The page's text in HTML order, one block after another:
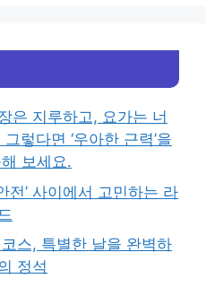
은 지루하고, 요가는 너
렇다면 ‘우아한 근력’을
보세요.
전’ 사이에서 고민하는 라
스, 특별한 날을 완벽하
정석